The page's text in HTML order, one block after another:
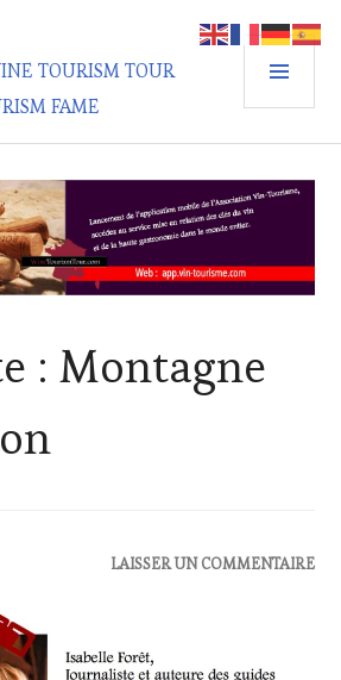
TOURISM TOUR
FAME
:Montagne
LAISSER UN COMMENTAIRE